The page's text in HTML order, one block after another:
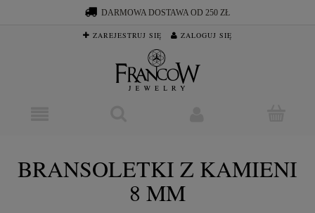
DARMOWA DOSTAWA OD 250 ZŁ
ZAREJESTRUJ SIĘ ZALOGUJ SIĘ
BRANSOLETKI Z KAMIENI
8 MM